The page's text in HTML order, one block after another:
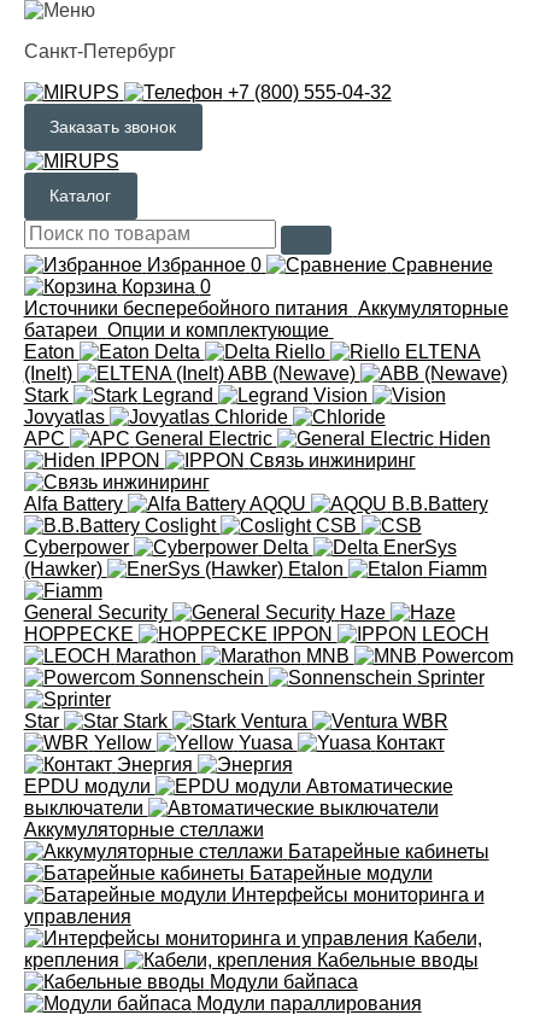
Санкт-Петербург
+7 (800) 555-04-32
Заказать звонок
Каталог
Избранное 0
Сравнение
Корзина 0
Источники бесперебойного питания Аккумуляторные
батареи Опции и комплектующие
Eaton
Delta Riello
ELTENA
(Inelt)
ABB (Newave)
Stark
Legrand
Vision
Jovyatlas
Chloride
APC
General Electric
Hiden
IPPON
Связь инжиниринг
Alfa Battery AQQU
B.B.Battery
Coslight
CSB
Cyberpower
Delta
EnerSys
(Hawker)
Etalon Fiamm
General Security
Haze
HOPPECKE
IPPON
LEOCH
Marathon
MNB
Powercom
Sonnenschein
Sprinter
Star Stark Ventura
WBR
Yellow
Yuasa
Контакт
Энергия
EPDU модули
Автоматические
выключатели
Аккумуляторные стеллажи
Батарейные кабинеты
Батарейные модули
Интерфейсы мониторинга и
управления
Кабели,
крепления
Кабельные вводы
Модули байпаса
Модули параллирования